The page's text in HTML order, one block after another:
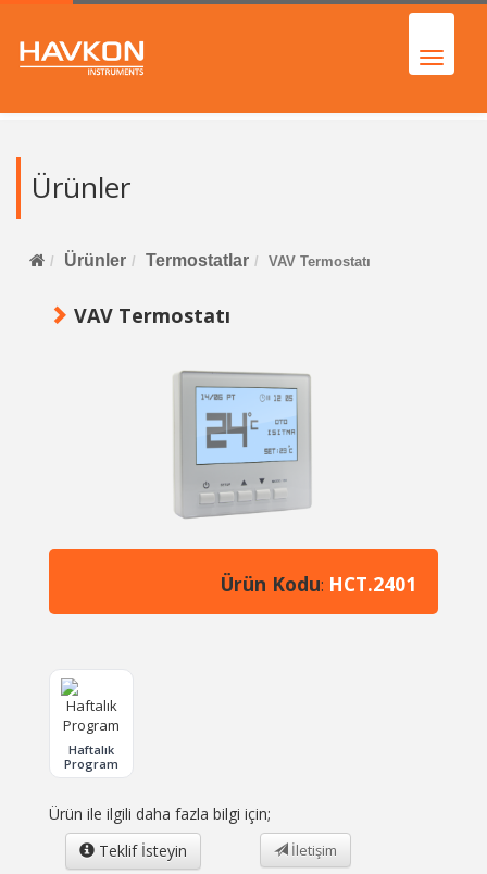
Ürünler
Ürünler Termostatlar VAV Termostatı
VAV Termostatı
Ürün Kodu: HCT.2401
Haftalık
Program
Ürün ile ilgili daha fazla bilgi için;
Teklif İsteyin
İletişim